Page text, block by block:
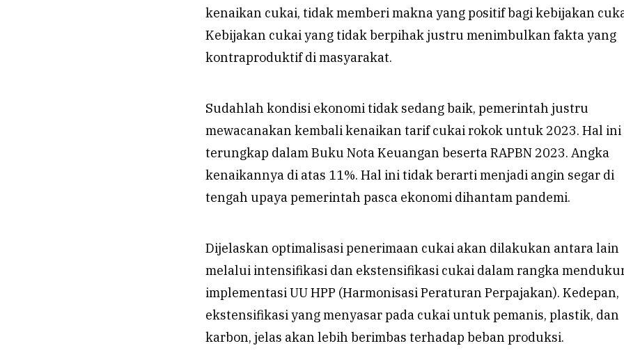
kenaikan cukai, tidak memberi makna yang positif bagi kebijakan
Kebijakan cukai yang tidak berpihak justru menimbulkan fakta yang
kontraproduktif di masyarakat.
Sudahlah kondisi ekonomi tidak sedang baik, pemerintah justru
mewacanakan kembali kenaikan tarif cukai rokok untuk 2023. Hal ini
terungkap dalam Buku Nota Keuangan beserta RAPBN 2023. Angka
kenaikannya di atas 11%. Hal ini tidak berarti menjadi angin segar di
tengah upaya pemerintah pasca ekonomi dihantam pandemi.
Dijelaskan optimalisasi penerimaan cukai akan dilakukan antara lain
melalui intensifikasi dan ekstensifikasi cukai dalam rangka
implementasi UU HPP (Harmonisasi Peraturan Perpajakan). Kedepan,
ekstensifikasi yang menyasar pada cukai untuk pemanis, plastik, dan
karbon, jelas akan lebih berimbas terhadap beban produksi.